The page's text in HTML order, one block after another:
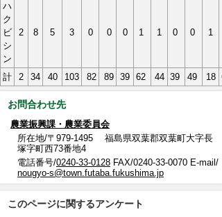
ハ
ク
ビ
シ
ン
2 8 5 3 0 0 0 1 1 0 0 1
計 2 34 40 103 82 89 39 62 44 39 49 18
お問合わせ先
農業振興課・農業委員会
所在地/〒979-1495 福島県双葉郡双葉町大字長
塚字町西73番地4
電話番号/0240-33-0128 FAX/0240-33-0070 E-mail/
nougyo-s@town.futaba.fukushima.jp
このページに関するアンケート